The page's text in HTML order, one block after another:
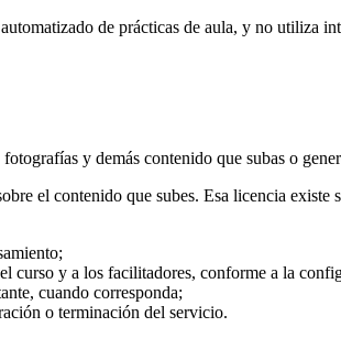
de prácticas de aula, y no utiliza
y demás contenido que subas o
el contenido que subes. Esa licencia
curso y a los facilitadores, conforme a la
cuando corresponda;
o terminación del servicio.